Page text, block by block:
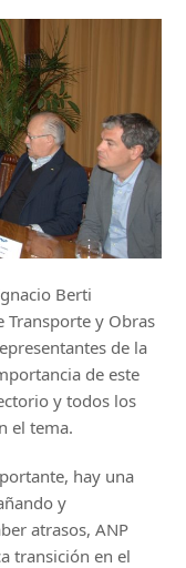
Berti
Transporte y Obras
de la
de este
y todos los
el tema.
hay una
y
atrasos, ANP
transición en el